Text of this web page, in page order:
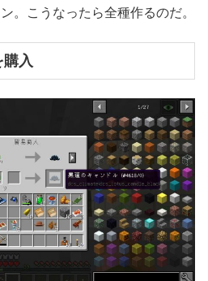
。こうなったら全種作るのだ。
購入